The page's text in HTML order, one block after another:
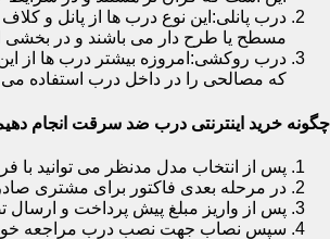
درب پانلی:این نوع درب ها از پانل و
مسطح یا طرح دار می باشند و در بخشی
درب روکشی:امروزه بیشتر درب ها از این
که مصالحی را در داخل درب استفاده می
چگونه خرید اینترنتی درب ضد سرقت انجام
پس از انتخاب مدل مدنظر می توانید
در مرحله بعدی فاکتور برای مشتری
پس از واریز مبلغ پیش پرداخت و
سپس نصاب جهت نصب درب مراجعه خواهد